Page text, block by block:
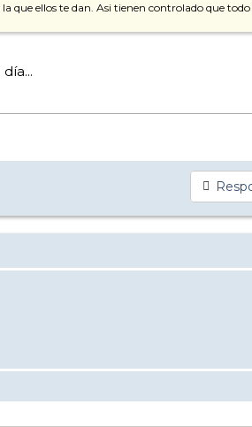
que ellos te dan. Asi tienen controlado que